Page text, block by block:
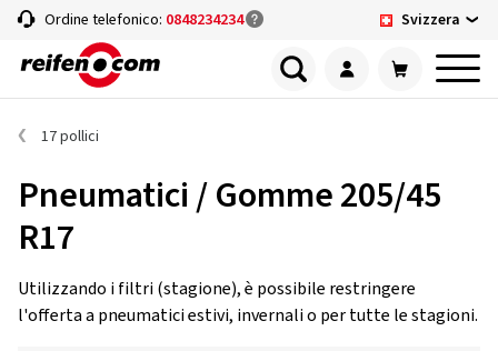
Ordine telefonico: 0848234234 Svizzera
17 pollici
Pneumatici / Gomme 205/45
R17
Utilizzando i filtri (stagione), è possibile restringere
l'offerta a pneumatici estivi, invernali o per tutte le stagioni.